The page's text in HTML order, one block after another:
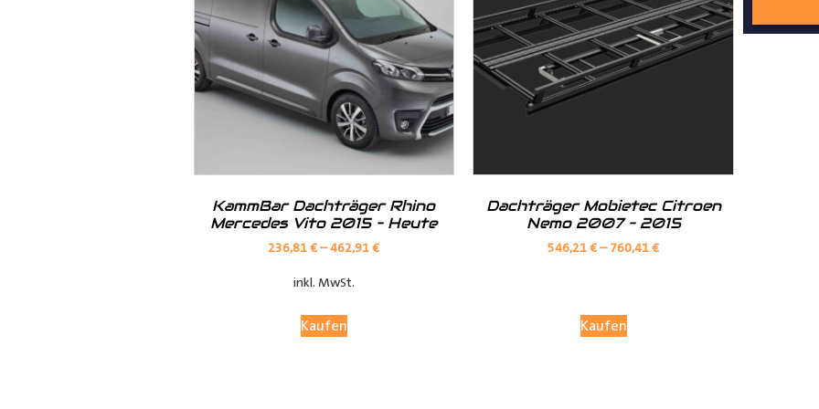
Hilfreiche Montageanleitungen und Tipps finden Sie auch auf unseremYouTube Kanal
Ihr Team vonDer Ausbauer
KammBar Dachträger Rhino
Mercedes Vito 2015 – Heute
236,81€–462,91€
inkl. MwSt.
Kaufen
Dachträger Mobietec Citroen
Nemo 2007 – 2015
546,21€–760,41€
Kaufen